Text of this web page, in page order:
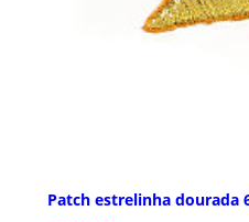
Patch estrelinha dourada